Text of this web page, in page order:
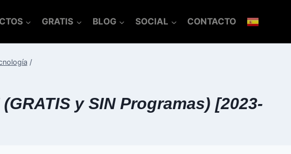
GRATIS BLOG SOCIAL CONTACTO
/
y SIN Programas) [2023-